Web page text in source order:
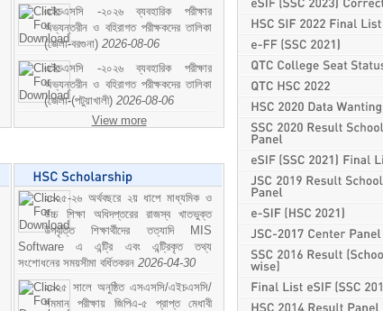
এইচএসসি -২০২৬ ব্যবহারিক পরীক্ষার
অভ্যন্তরীন ও বহিরাগত পরীক্ষকদের তালিকা
(জেলা-বরগুনা) 2026-08-06
এইচএসসি -২০২৬ ব্যবহারিক পরীক্ষার
অভ্যন্তরীন ও বহিরাগত পরীক্ষকদের তালিকা
(জেলা-(পটুয়াখালী) 2026-08-06
View more
২০২৫-২৬ অর্থবছরে ২য় ধাপে মাধ্যমিক ও
উচ্চ শিক্ষা অধিদপ্তরের রাজস্ব খাতভুক্ত
উপবৃত্তি শিক্ষার্থীদের তত্যাদি MIS
Software এ এন্ট্রি এবং এন্ট্রিকৃত তথ্য
সংশোধনের সময়সীমা বর্ধিতকরন 2026-04-30
২০২৫ সালে অনুষ্ঠিত এসএসসি/এইচএসসি/
সমমান পরীক্ষায় জিপিএ-৫ প্রাপ্ত মেধাবী